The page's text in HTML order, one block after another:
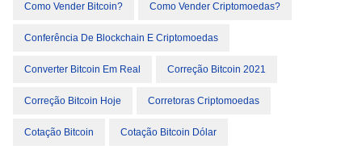
Como Vender Bitcoin? Como Vender Criptomoedas?
Conferência De Blockchain E Criptomoedas
Converter Bitcoin Em Real Correção Bitcoin 2021
Correção Bitcoin Hoje Corretoras Criptomoedas
Cotação Bitcoin Cotação Bitcoin Dólar